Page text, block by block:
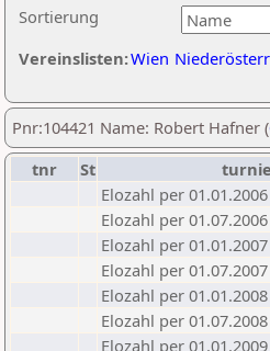
Sortierung
Vereinslisten:Wien
Pnr:104421 Name: Robert Hafner (
tnr
St
Elozahl per 01.01.2006
Elozahl per 01.07.2006
Elozahl per 01.01.2007
Elozahl per 01.07.2007
Elozahl per 01.01.2008
Elozahl per 01.07.2008
Elozahl per 01.01.2009